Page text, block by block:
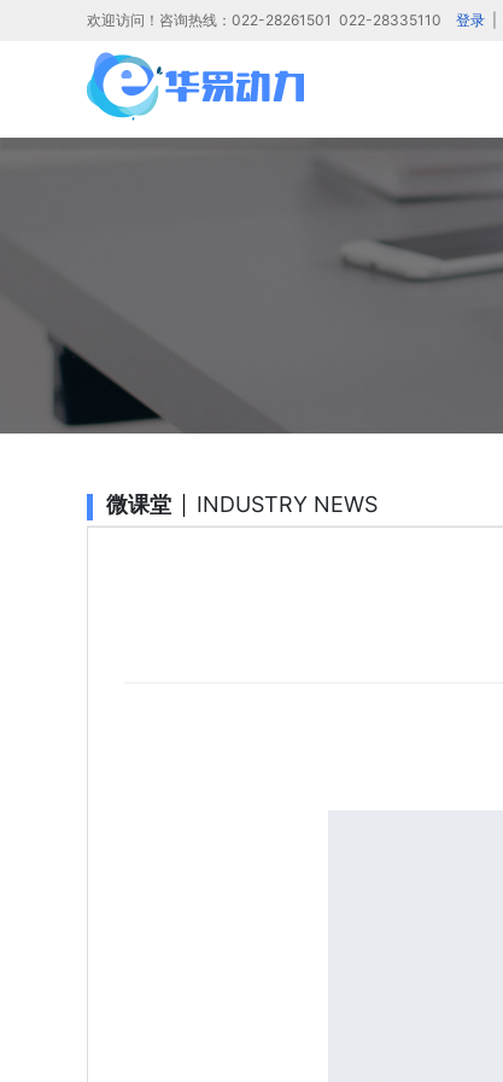
欢迎访问！咨询热线：022-28261501 022-28335110 登录
微课堂 INDUSTRY NEWS